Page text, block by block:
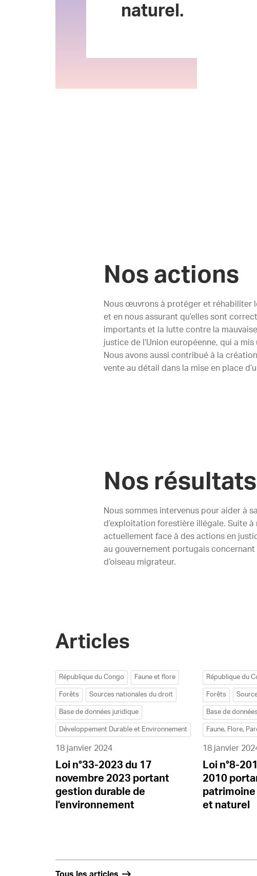
naturel.
Nos actions
Nous œuvrons à protéger et réhabiliter
et en nous assurant qu’elles sont
importants et la lutte contre la
justice de l’Union européenne, qui a
Nous avons aussi contribué à la
vente au détail dans la mise en place
Nos résultats
Nous sommes intervenus pour aider à
d’exploitation forestière illégale. Suite
actuellement face à des actions en
au gouvernement portugais concernant
d’oiseau migrateur.
Articles
République du Congo Faune et flore
Forêts Sources nationales du droit
Base de données juridique
Développement Durable et Environnement
18 janvier 2024
Loi n°33-2023 du 17
novembre 2023 portant
gestion durable de
l'environnement
République du
Forêts
Base de
Faune, Flore,
18 janvier
Loi n°8-
2010
patrimoine
et naturel